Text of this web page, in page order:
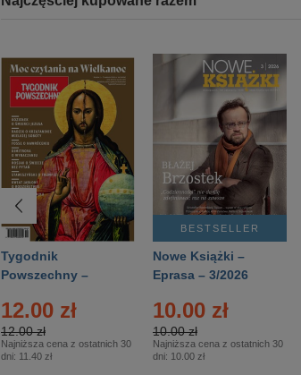
Tygodnik
Powszechny –
12.00 zł
12.00 zł
Najniższa cena z ostatnich 30
dni: 11.40 zł
BESTSELLER
Nowe Książki –
Eprasa – 3/2026
10.00 zł
10.00 zł
Najniższa cena z ostatnich 30
dni: 10.00 zł